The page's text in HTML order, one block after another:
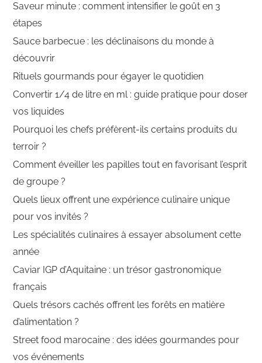
Saveur minute : comment intensifier le goût en 3
étapes
Sauce barbecue : les déclinaisons du monde à
découvrir
Rituels gourmands pour égayer le quotidien
Convertir 1/4 de litre en ml : guide pratique pour doser
vos liquides
Pourquoi les chefs préfèrent-ils certains produits du
terroir ?
Comment éveiller les papilles tout en favorisant l’esprit
de groupe ?
Quels lieux offrent une expérience culinaire unique
pour vos invités ?
Les spécialités culinaires à essayer absolument cette
année
Caviar IGP d’Aquitaine : un trésor gastronomique
français
Quels trésors cachés offrent les forêts en matière
d’alimentation ?
Street food marocaine : des idées gourmandes pour
vos événements